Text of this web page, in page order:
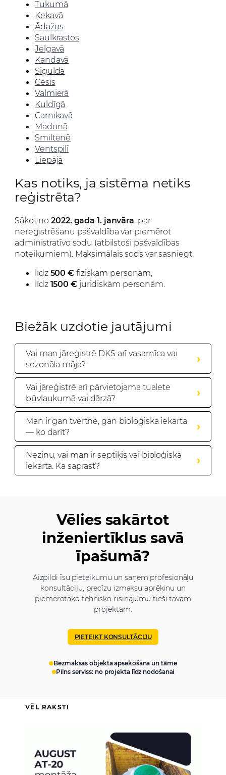
Tukumā
Ķekavā
Ādažos
Saulkrastos
Jelgavā
Kandavā
Siguldā
Cēsīs
Valmierā
Kuldīgā
Carnikavā
Madonā
Smiltenē
Ventspilī
Liepājā
Kas notiks, ja sistēma netiks
reģistrēta?
Sākot no2022. gada 1. janvāra, par
nereģistrēšanu pašvaldība var piemērot
administratīvo sodu (atbilstoši pašvaldības
noteikumiem). Maksimālais sods var sasniegt:
līdz 500 € fiziskām personām,
līdz 1500 €juridiskām personām.
Biežāk uzdotie jautājumi
Vai man jāreģistrē DKS arī vasarnīca vai
sezonāla māja?
Vai jāreģistrē arī pārvietojama tualete
būvlaukumā vai dārzā?
Man ir gan tvertne, gan bioloģiskā iekārta
— ko darīt?
Nezinu, vai man ir septiķis vai bioloģiskā
iekārta. Kā saprast?
Vēlies sakārtot
inženiertīklus savā
īpašumā?
Aizpildi īsu pieteikumu un saņem profesionāļu
konsultāciju, precīzu izmaksu aprēķinu un
piemērotāko tehnisko risinājumu tieši tavam
projektam.
PIETEIKT KONSULTĀCIJU
Bezmaksas objekta apsekošana un tāme
Pilns serviss: no projekta līdz nodošanai
VĒL RAKSTI